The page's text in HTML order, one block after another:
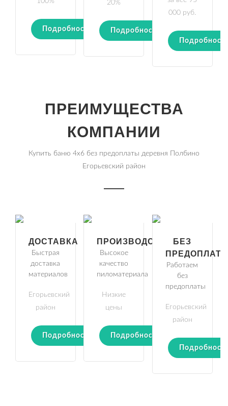
Подробности
20%
Подробности
000 руб.
ПРЕИМУЩЕСТВА
КОМПАНИИ
Купить баню 4х6 без предоплаты деревня Полбино
Егорьевский район
ДОСТАВКА
Быстрая
доставка
материалов
Егорьевский
район
Подробности
ПРОИЗВОДСТВО
Высокое
качество
пиломатериала
Низкие
цены
Подробности
БЕЗ
Работаем
без
предоплаты
Егорьевский
район